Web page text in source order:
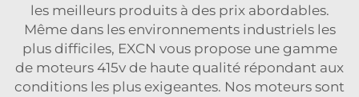
les meilleurs produits à des prix abordables.
Même dans les environnements industriels les
plus difficiles, EXCN vous propose une gamme
de moteurs 415v de haute qualité répondant aux
conditions les plus exigeantes. Nos moteurs sont